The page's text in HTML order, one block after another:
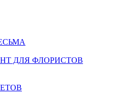
ДЛЯ ФЛОРИСТОВ